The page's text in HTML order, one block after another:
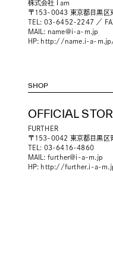
株式会社 I am
〒153-0043 東京都目黒区
TEL: 03-6452-2247 ／
MAIL: name@i-a-m.jp
HP: http://name.i-a-
SHOP
OFFICIAL
FURTHER
〒153-0042 東京都目黒
TEL: 03-6416-4860
MAIL: further@i-a-m.jp
HP: http://further.i-a-